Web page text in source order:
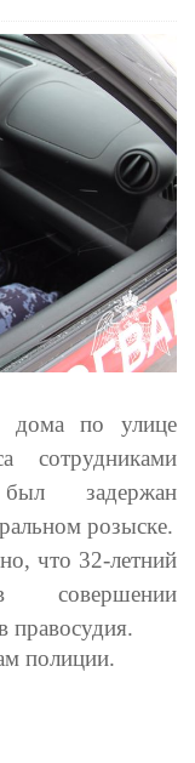
дома по улице
сотрудниками
задержан
розыске.
что 32-летний
правосудия.
полиции.